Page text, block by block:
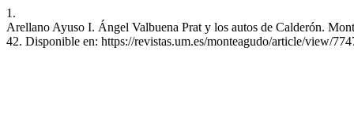
1.
Arellano Ayuso I. Ángel Valbuena Prat y los autos de Calderón.
42. Disponible en: https://revistas.um.es/monteagudo/article/view/